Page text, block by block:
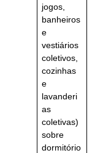
jogos,
banheiros
e
vestiários
coletivos,
cozinhas
e
lavanderi
as
coletivas)
sobre
dormitório